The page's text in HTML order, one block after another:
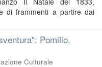
di frammenti a partire dai
Pomilio,
Culturale